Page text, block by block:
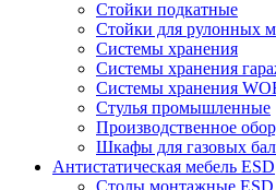
Стойки подкатные
Стойки для рулонных
Системы хранения
Системы хранения
Системы хранения
Стулья промышленные
Производственное
Шкафы для газовых
Антистатическая мебель ESD
Столы монтажные ESD